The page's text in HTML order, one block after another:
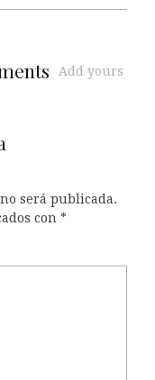
Add yours
será publicada.
con *